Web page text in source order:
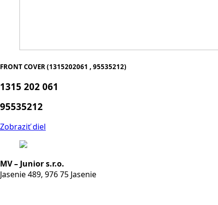
FRONT COVER (1315202061 , 95535212)
1315 202 061
95535212
Zobraziť diel
MV – Junior s.r.o.
Jasenie 489, 976 75 Jasenie